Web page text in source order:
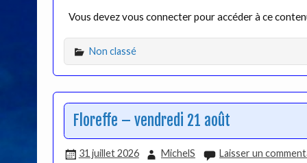
Vous devez vous connecter pour accéder à ce
Non classé
Floreffe – vendredi 21 août
31 juillet 2026 MichelS Laisser un